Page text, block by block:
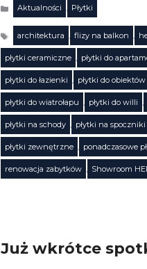
KategorieAktualności , Płytki
Tagi
architektura , flizy na balkon ,
płytki ceramiczne , płytki do
płytki do łazienki , płytki do
płytki do wiatrołapu , płytki do willi ,
płytki na schody , płytki na spoczniki
płytki zewnętrzne , ponadczasowe
renowacja zabytków , Showroom
Już wkrótce